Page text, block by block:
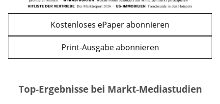
Kostenloses ePaper abonnieren
Print-Ausgabe abonnieren
Top-Ergebnisse bei Markt-Mediastudien